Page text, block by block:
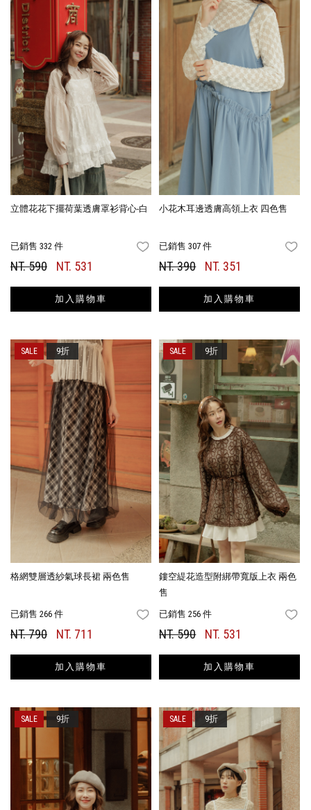
立體花花下擺荷葉透膚罩衫背心-白
已銷售 332 件 FAVORITES
NT. 590 NT. 531
加入購物車
小花木耳邊透膚高領上衣 四色售
已銷售 307 件
NT. 390 NT. 351
加入購物車
格網雙層透紗氣球長裙 兩色售
已銷售 266 件 FAVORITES
NT. 790 NT. 711
加入購物車
9折
鏤空緹花造型附綁帶寬版上衣 兩色
售
已銷售 256 件
NT. 590 NT. 531
加入購物車
9折
9折 9折